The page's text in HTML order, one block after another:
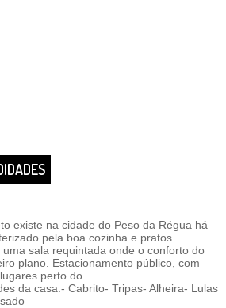
existe na cidade do Peso da Régua há
pela boa cozinha e pratos
sala requintada onde o conforto do
plano. Estacionamento público, com
perto do
da casa:- Cabrito- Tripas- Alheira- Lulas